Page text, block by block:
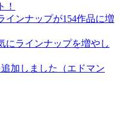
！
インナップが154作品に増
にラインナップを増やし
加しました（エドマン